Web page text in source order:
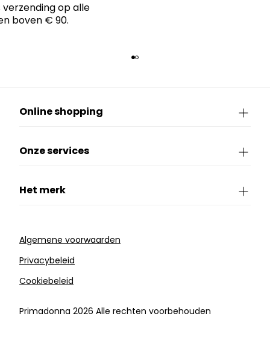
op alle
boven € 90.
Online shopping
Onze services
Het merk
Algemene voorwaarden
Privacybeleid
Cookiebeleid
Primadonna 2026 Alle rechten voorbehouden